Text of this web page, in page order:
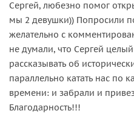
Сергей, любезно помог
мы 2 девушки)) Попросили
желательно с
не думали, что Сергей
рассказывать об
параллельно катать нас по
времени: и забрали и
Благодарность!!!